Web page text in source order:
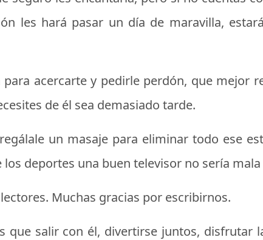
les hará pasar un día de maravilla,
acercarte y pedirle perdón, que mejor
de él sea demasiado tarde.
un masaje para eliminar todo ese
deportes una buen televisor no sería mala
Muchas gracias por escribirnos.
que salir con él, divertirse juntos, disfrutar